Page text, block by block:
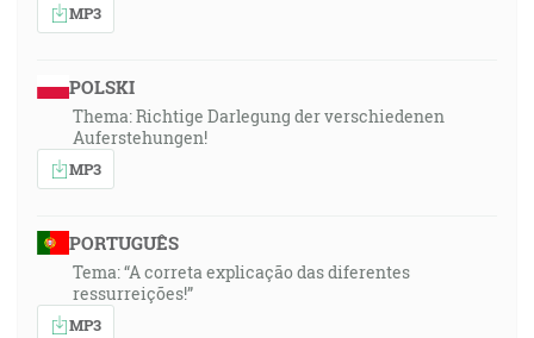
MP3
POLSKI
Thema: Richtige Darlegung der verschiedenen
Auferstehungen!
MP3
PORTUGUÊS
Tema: “A correta explicação das diferentes
ressurreições!”
MP3